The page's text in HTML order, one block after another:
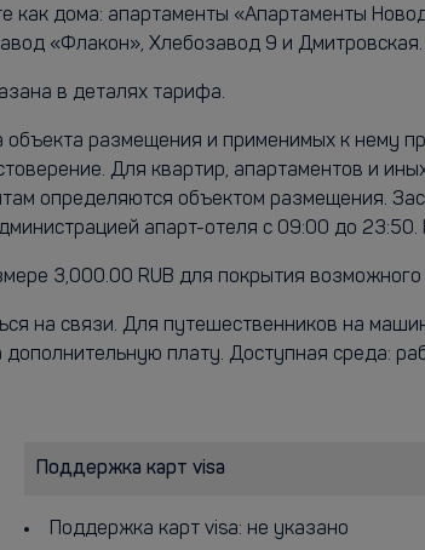
как дома: апартаменты «Апартаменты
«Флакон», Хлебозавод 9 и Дмитровская.
в деталях тарифа.
объекта размещения и применимых к нему
Для квартир, апартаментов и
определяются объектом размещения.
апарт-отеля с 09:00 до
3,000.00 RUB для покрытия
на связи. Для путешественников на
плату. Доступная среда:
Поддержка карт visa
Поддержка карт visa: не указано